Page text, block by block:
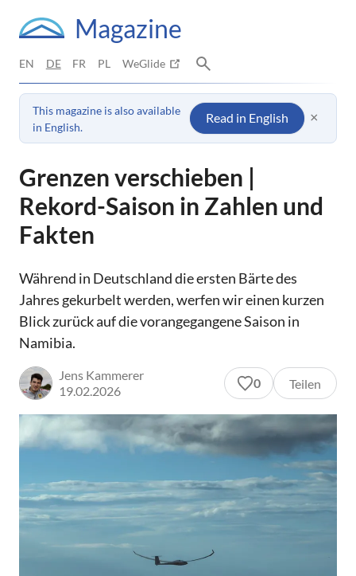
Magazine
EN DE FR PL WeGlide
This magazine is also available
in English.
Read in English ×
Grenzen verschieben |
Rekord-Saison in Zahlen und
Fakten
Während in Deutschland die ersten Bärte des
Jahres gekurbelt werden, werfen wir einen kurzen
Blick zurück auf die vorangegangene Saison in
Namibia.
Jens Kammerer
19.02.2026
0 Teilen